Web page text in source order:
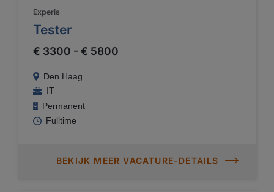
Experis
Tester
€ 3300 - € 5800
Den Haag
IT
Permanent
Fulltime
BEKIJK MEER VACATURE-DETAILS